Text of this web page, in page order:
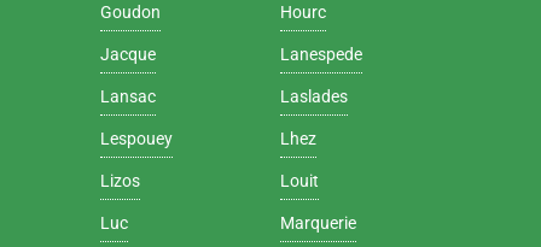
Goudon Hourc
Jacque Lanespede
Lansac Laslades
Lespouey Lhez
Lizos Louit
Luc Marquerie